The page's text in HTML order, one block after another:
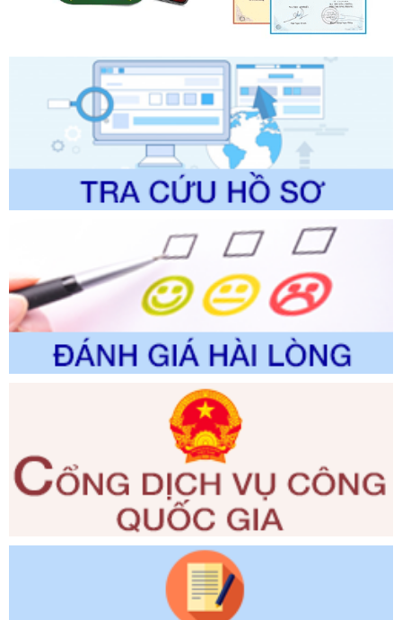
Tên: Quyết định công bố Danh mục thủ tục hành chính
được sửa đổi, bổ sung và phê duyệt Quy trình nội bộ, quy
trình điện tử giải quyết thủ tục hành chính trong lĩnh vực Du
lịch thuộc phạm vi chức năng quản lý của Sở Văn hóa, Thể
thao và Du lịch
Ngày ban hành: 01/06/2026
Số kí hiệu:
2310/QĐ-UBND
Tên: Về việc công bố Danh mục thủ tục hành chính sửa
đổi, bổ sung và phê duyệt Quy trình nội bộ, quy trình điện tử
trong giải quyết thủtục hành chính lĩnh vực biến đổi khí hậu
thuộc phạm vi giải quyết của Sở Nông nghiệp và Môi
Ngày ban hành: 01/06/2026
Số kí hiệu:
2300/QĐ-UBND
Tên: V/v công bố danh mục thủ tục hành chính được sửa
đổi, bổ sung và phê duyệt quy trình nội bộ, quy trình điện tử
giải quyết thủ tục hành chính trong lĩnh vực Luật sư thuộc
phạm vi chức năng quản lý của Sở Tư pháp
351/2025/NĐ-CP
Tên: Nghị định số 351/2025/NĐ-CP của Chính phủ: Quy
định chuẩn nghèo đa chiều quốc gia giai đoạn 2026 - 2030
Ngày ban hành: 29/12/2026
3014/QĐ-UBND
Tên: Quyết định về việc công bố danh mục thủ tục hành
chính ban hành mới, sửa đổi bổ sung trong lĩnh vực hỗ trợ
đầu tư, lĩnh vực đấu thầu lựa chọn nhà thầu thuộc thẩm
quyền giải quyết của Sở Tài chính và Ban Quản lý Khu kinh